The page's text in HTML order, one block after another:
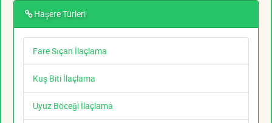
Haşere Türleri
Fare Sıçan İlaçlama
Kuş Biti İlaçlama
Uyuz Böceği İlaçlama